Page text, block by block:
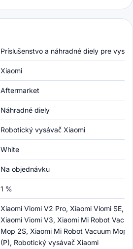
Príslušenstvo a náhradné diely pre
Xiaomi
Aftermarket
Náhradné diely
Robotický vysávač Xiaomi
White
Na objednávku
1 %
Xiaomi Viomi V2 Pro, Xiaomi Viomi SE,
Xiaomi Viomi V3, Xiaomi Mi Robot
Mop 2S, Xiaomi Mi Robot Vacuum Mop
(P), Robotický vysávač Xiaomi